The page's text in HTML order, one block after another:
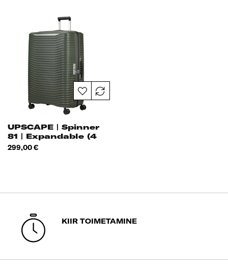
UPSCAPE | Spinner
81 | Expandable (4
Wheels)
Hind
299,00 €
KIIR TOIMETAMINE